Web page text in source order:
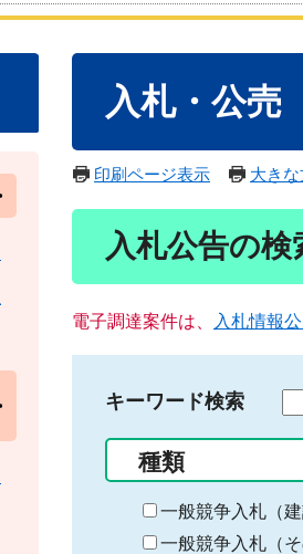
入札・公売
印刷ページ表示 大き
入札公告の検
電子調達案件は、 入札情報
キーワード検索
る
キ
ー
種類
一般競争入札（建
一般競争入札（そ